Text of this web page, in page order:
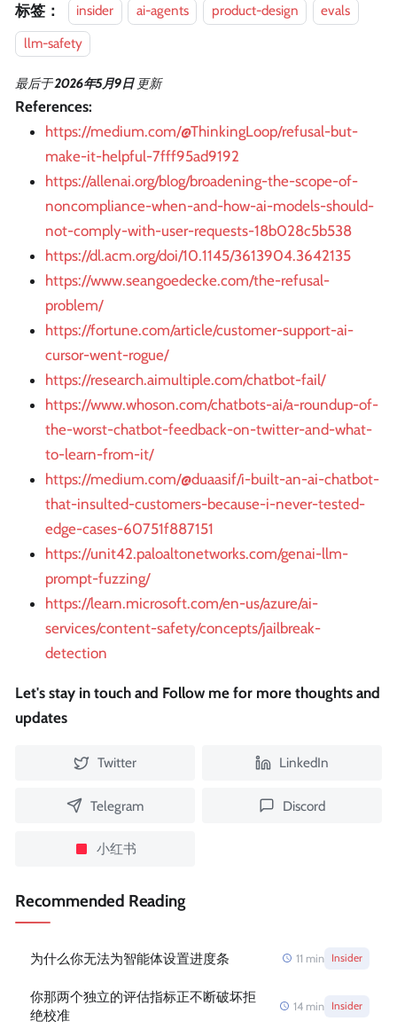
标签： insider ai-agents product-design
evals
llm-safety
最后于2026年5月9日 更新
References:
https://medium.com/@ThinkingLoop/refusal-but-
make-it-helpful-7fff95ad9192
https://allenai.org/blog/broadening-the-scope-of-
noncompliance-when-and-how-ai-models-should-
not-comply-with-user-requests-18b028c5b538
https://dl.acm.org/doi/10.1145/3613904.3642135
https://www.seangoedecke.com/the-refusal-
problem/
https://fortune.com/article/customer-support-ai-
cursor-went-rogue/
https://research.aimultiple.com/chatbot-fail/
https://www.whoson.com/chatbots-ai/a-roundup-of-
the-worst-chatbot-feedback-on-twitter-and-what-
to-learn-from-it/
https://medium.com/@duaasif/i-built-an-ai-chatbot-
that-insulted-customers-because-i-never-tested-
edge-cases-60751f887151
https://unit42.paloaltonetworks.com/genai-llm-
prompt-fuzzing/
https://learn.microsoft.com/en-us/azure/ai-
services/content-safety/concepts/jailbreak-
detection
Let's stay in touch and Follow me for more thoughts and
updates
Twitter LinkedIn
Telegram Discord
小红书
Recommended Reading
为什么你无法为智能体设置进度条 11 min Insider
你那两个独立的评估指标正不断破坏拒
绝校准
14 min Insider